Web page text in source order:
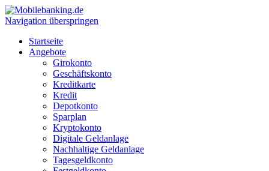
Navigation überspringen
Startseite
Angebote
Girokonto
Geschäftskonto
Kreditkarte
Kredit
Depotkonto
Sparplan
Kryptokonto
Digitale Geldanlage
Nachhaltige Geldanlage
Tagesgeldkonto